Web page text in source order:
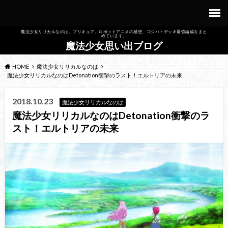
魔法少女リリカルなのは、プリキュア、ロボットアニメの感想、ゴジバトデッキ最強編成をまと
めています。
魔法少女思い出ブログ
HOME
魔法少女リリカルなのは
魔法少女リリカルなのはDetonation衝撃のラスト！エルトリアの未来
2018.10.23 魔法少女リリカルなのは
魔法少女リリカルなのはDetonation衝撃のラ
スト！エルトリアの未来